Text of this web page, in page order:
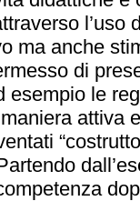
l’uso
ma anche
di
esempio le
attiva